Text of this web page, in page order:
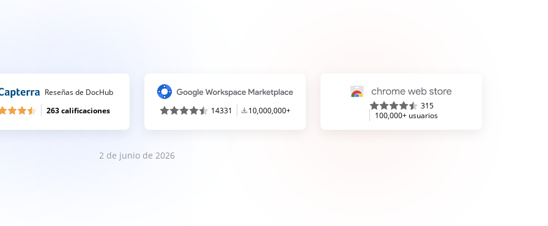
Reseñas de DocHub
263 calificaciones
14331 10,000,000+
315
100,000+ usuarios
2 de junio de 2026